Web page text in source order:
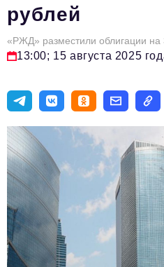
Юридический практикум
Стиль жизни
Импортозамещение
Эксперты
Авторские материалы
Видео
Телефон редакции: +7 495
Электронные почты редакции:
рублей
«РЖД» разместили облигации на
13:00; 15 августа 2025